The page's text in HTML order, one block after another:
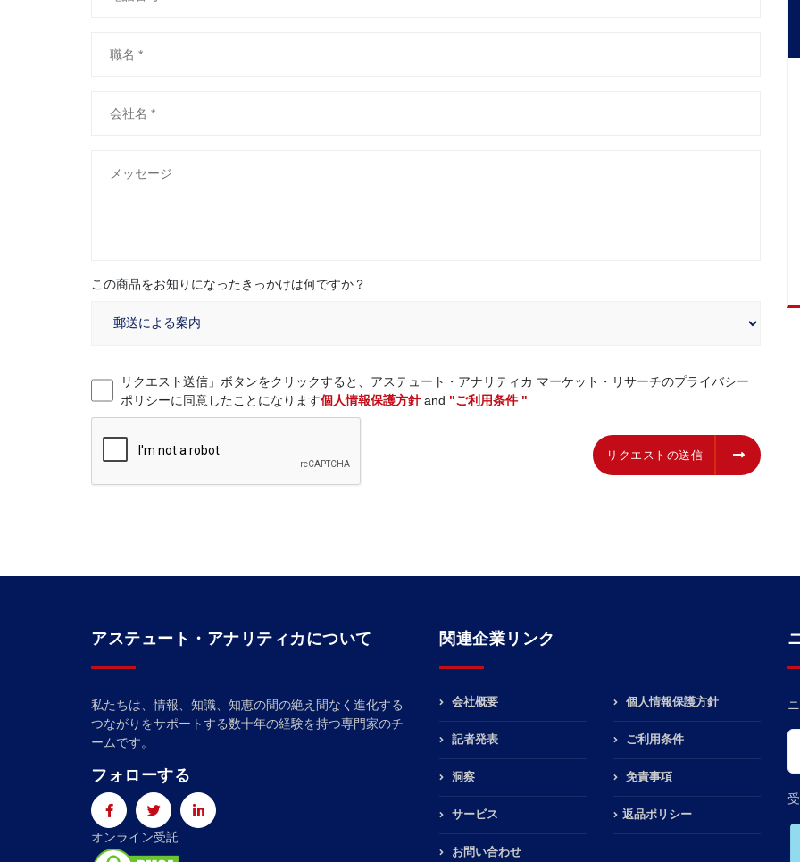
この商品をお知りになったきっかけは何ですか？
リクエスト送信」ボタンをクリックすると、アステュート・アナリティカ マーケット・リサーチのプライバシー
ポリシーに同意したことになります個人情報保護方針and "ご利用条件 "
リクエストの送信
アステュート・アナリティカについて
私たちは、情報、知識、知恵の間の絶え間なく進化する
つながりをサポートする数十年の経験を持つ専門家のチ
ームです。
フォローする
オンライン受託
関連企業リンク
会社概要
記者発表
洞察
サービス
お問い合わせ
個人情報保護方針
ご利用条件
免責事項
返品ポリシー